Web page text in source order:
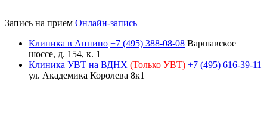
Запись на прием Онлайн-запись
Клиника в Аннино +7 (495) 388-08-08 Варшавское
шоссе, д. 154, к. 1
Клиника УВТ на ВДНХ (Только УВТ) +7 (495) 616-39-11
ул. Академика Королева 8к1